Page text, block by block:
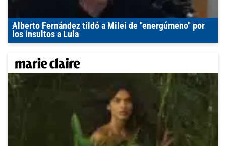
Alberto Fernández tildó a Milei de "energúmeno" por
los insultos a Lula